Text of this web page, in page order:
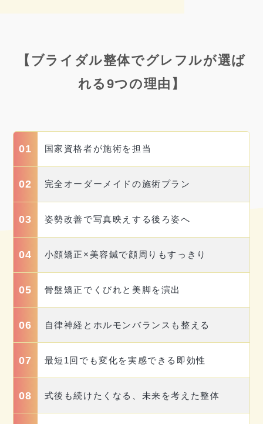
【ブライダル整体でグレフルが選ば
れる9つの理由】
01 国家資格者が施術を担当
02 完全オーダーメイドの施術プラン
03 姿勢改善で写真映えする後ろ姿へ
04 小顔矯正×美容鍼で顔周りもすっきり
05 骨盤矯正でくびれと美脚を演出
06 自律神経とホルモンバランスも整える
07 最短1回でも変化を実感できる即効性
08 式後も続けたくなる、未来を考えた整体